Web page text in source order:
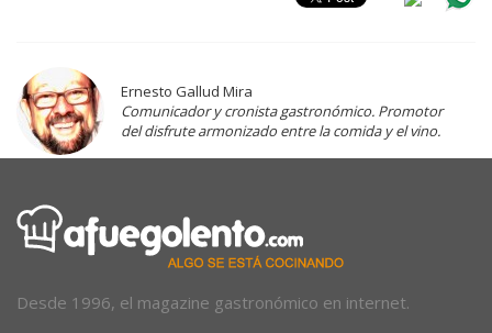
Ernesto Gallud Mira
Comunicador y cronista gastronómico. Promotor
del disfrute armonizado entre la comida y el vino.
Desde 1996, el magazine gastronómico en internet.